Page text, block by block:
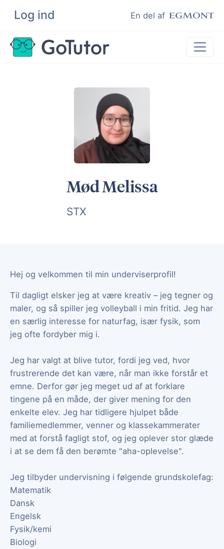
Log ind En del af
Søg
Lektiehjælp
Hjælp til ordblinde
Undervisere
Mød Melissa
STX
Hej og velkommen til min underviserprofil!
Til dagligt elsker jeg at være kreativ – jeg tegner og
maler, og så spiller jeg volleyball i min fritid. Jeg har
en særlig interesse for naturfag, især fysik, som
jeg ofte fordyber mig i.
Jeg har valgt at blive tutor, fordi jeg ved, hvor
frustrerende det kan være, når man ikke forstår et
emne. Derfor gør jeg meget ud af at forklare
tingene på en måde, der giver mening for den
enkelte elev. Jeg har tidligere hjulpet både
familiemedlemmer, venner og klassekammerater
med at forstå fagligt stof, og jeg oplever stor glæde
i at se dem få den berømte "aha-oplevelse".
Jeg tilbyder undervisning i følgende grundskolefag:
Matematik
Dansk
Engelsk
Fysik/kemi
Biologi